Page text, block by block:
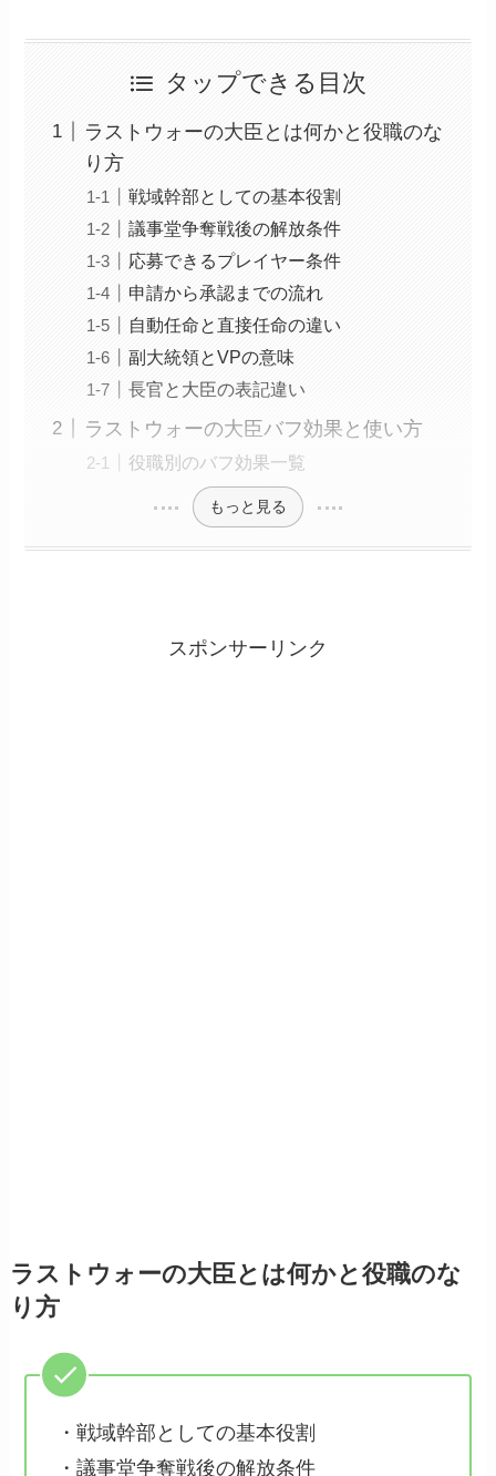
タップできる目次
ラストウォーの大臣とは何かと役職のな
り方
戦域幹部としての基本役割
議事堂争奪戦後の解放条件
応募できるプレイヤー条件
申請から承認までの流れ
自動任命と直接任命の違い
副大統領とVPの意味
長官と大臣の表記違い
ラストウォーの大臣バフ効果と使い方
役職別のバフ効果一覧
もっと見る
スポンサーリンク
ラストウォーの大臣とは何かと役職のな
り方
・戦域幹部としての基本役割
・議事堂争奪戦後の解放条件